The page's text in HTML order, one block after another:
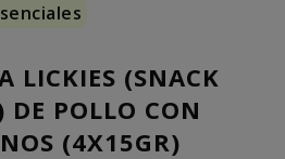
LICKIES (SNACK
DE POLLO CON
(4X15GR)